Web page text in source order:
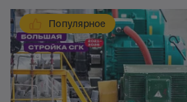
Популярное